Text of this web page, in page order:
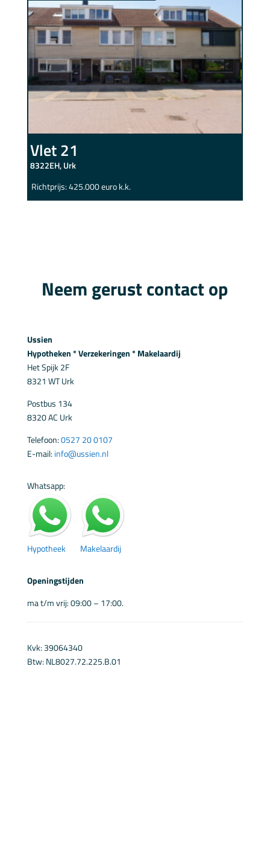
Vlet 21
8322EH, Urk
Richtprijs: 425.000 euro k.k.
Neem gerust contact op
Ussien
Hypotheken * Verzekeringen * Makelaardij
Het Spijk 2F
8321 WT Urk
Postbus 134
8320 AC Urk
Telefoon:0527 20 0107
E-mail:info@ussien.nl
Whatsapp:
Hypotheek Makelaardij
Openingstijden
ma t/m vrij: 09:00 – 17:00.
Kvk: 39064340
Btw: NL8027.72.225.B.01